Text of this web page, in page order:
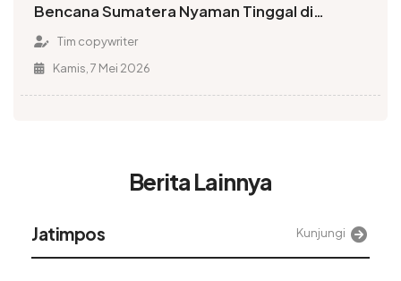
Bencana Sumatera Nyaman Tinggal di
Huntara
Tim copywriter
Kamis, 7 Mei 2026
Berita Lainnya
Jatimpos Kunjungi